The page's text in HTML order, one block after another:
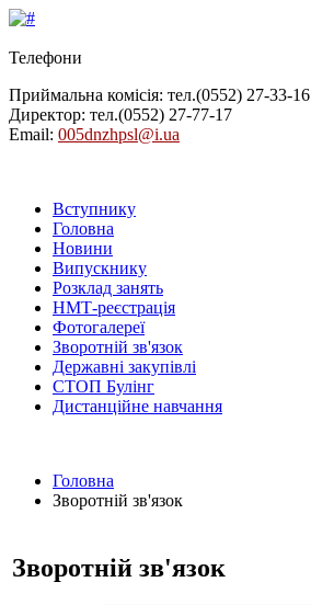
Телефони
Приймальна комісія: тел.(0552) 27-33-16
Директор: тел.(0552) 27-77-17
Email: 005dnzhpsl@i.ua
Вступнику
Головна
Новини
Випускнику
Розклад занять
НМТ-реєстрація
Фотогалереї
Зворотній зв'язок
Державні закупівлі
СТОП Булінг
Дистанційне навчання
Головна
Зворотній зв'язок
Зворотній зв'язок